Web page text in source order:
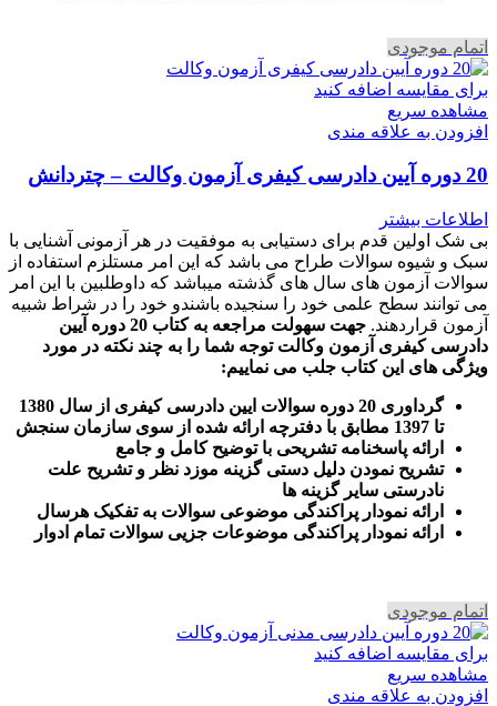
اتمام موجودی
برای مقایسه اضافه کنید
مشاهده سریع
افزودن به علاقه مندی
20 دوره آیین دادرسی کیفری آزمون وکالت – چتردانش
اطلاعات بیشتر
بی شک اولین قدم برای دستیابی به موفقیت در هر آزمونی آشنایی با
سبک و شیوه سوالات طراح می باشد که این امر مستلزم استفاده از
سوالات آزمون های سال های گذشته میباشد که داوطلبین با این امر
می توانند سطح علمی خود را سنجیده باشندو خود را در شراط شبیه
آزمون قراردهند.
جهت سهولت مراجعه به کتاب 20 دوره آیین
دادرسی کیفری آزمون وکالت توجه شما را به چند نکته در مورد
ویژگی های این کتاب جلب می نماییم:
گرداوری 20 دوره سوالات ایین دادرسی کیفری از سال 1380
تا 1397 مطابق با دفترچه ارائه شده از سوی سازمان سنجش
ارائه پاسخنامه تشریحی با توضیح کامل و جامع
تشریح نمودن دلیل دستی گزینه موزد نظر و تشریح علت
نادرستی سایر گزینه ها
ارائه نمودار پراکندگی موضوعی سوالات به تفکیک هرسال
رائه نمودار پراکندگی موضوعات جزیی سوالات تمام ادوار
اتمام موجودی
برای مقایسه اضافه کنید
مشاهده سریع
افزودن به علاقه مندی